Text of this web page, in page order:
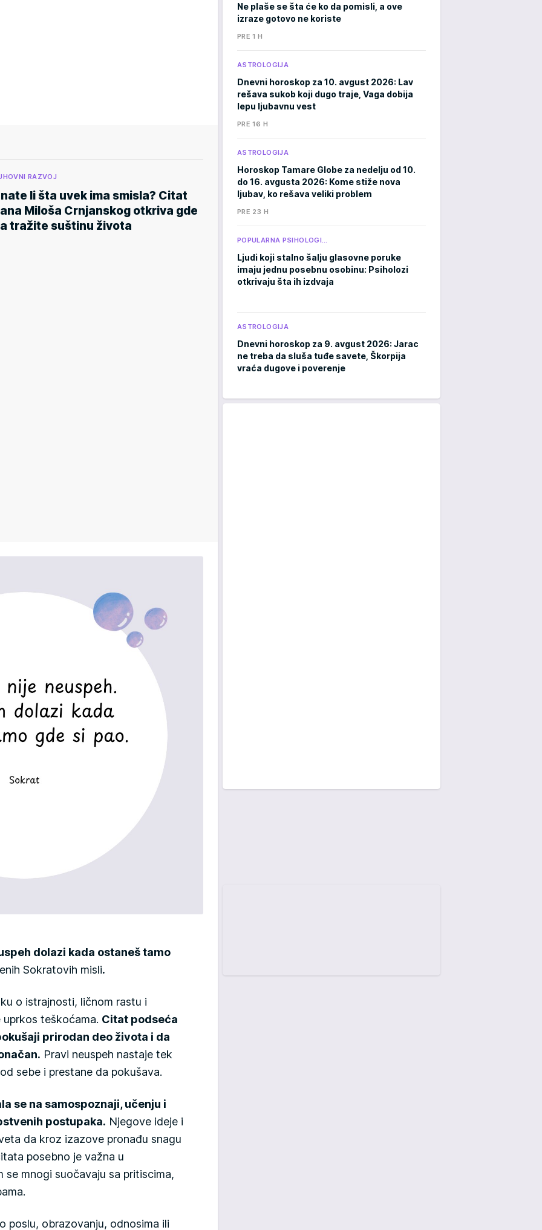
RAZVOJ
li šta uvek ima smisla? Citat
Miloša Crnjanskog otkriva gde
tražite suštinu života
dolazi kada ostaneš tamo
Sokratovih misli.
o istrajnosti, ličnom rastu i
teškoćama. Citat podseća
prirodan deo života i da
Pravi neuspeh nastaje tek
sebe i prestane da pokušava.
se na samospoznaji, učenju i
postupaka. Njegove ideje i
da kroz izazove pronađu snagu
posebno je važna u
se mnogi suočavaju sa pritiscima,
poslu, obrazovanju, odnosima ili
Ne plaše se šta će ko da pomisli, a ove
izraze gotovo ne koriste
PRE 1 H
ASTROLOGIJA
Dnevni horoskop za 10. avgust 2026: Lav
rešava sukob koji dugo traje, Vaga dobija
lepu ljubavnu vest
PRE 16 H
ASTROLOGIJA
Horoskop Tamare Globe za nedelju od 10.
do 16. avgusta 2026: Kome stiže nova
ljubav, ko rešava veliki problem
PRE 23 H
POPULARNA PSIHOLOGI…
Ljudi koji stalno šalju glasovne poruke
imaju jednu posebnu osobinu: Psiholozi
otkrivaju šta ih izdvaja
ASTROLOGIJA
Dnevni horoskop za 9. avgust 2026: Jarac
ne treba da sluša tuđe savete, Škorpija
vraća dugove i poverenje